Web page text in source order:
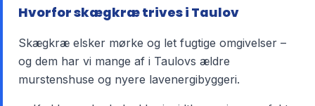
Hvorfor skægkræ trives i Taulov
Skægkræ elsker mørke og let fugtige omgivelser –
og dem har vi mange af i Taulovs ældre
murstenshuse og nyere lavenergibyggeri.